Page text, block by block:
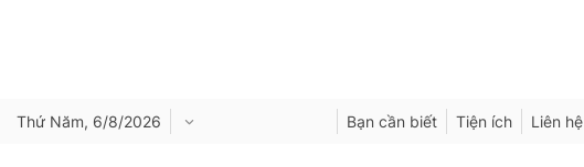
Thứ Năm, 6/8/2026 Bạn cần biết Tiện ích Liên hệ